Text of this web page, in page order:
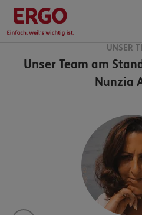
UNSER
Unser Team am
Nunzia